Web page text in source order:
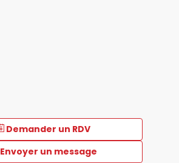
Demander un RDV
Envoyer un message